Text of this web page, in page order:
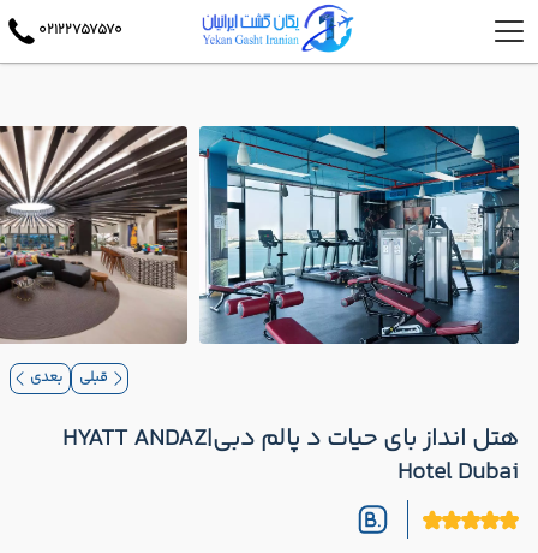
02122757570
قبلی بعدی
هتل انداز بای حیات د پالم دبی|HYATT ANDAZ
Hotel Dubai